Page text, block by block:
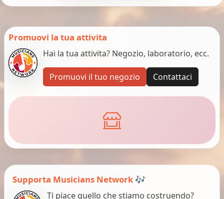
Promuovi la tua attivita
Hai la tua attivita? Negozio, laboratorio, ecc.
Promuovi il tuo negozio Contattaci
Supporta Musicians Network 🎶
Ti piace quello che stiamo costruendo?